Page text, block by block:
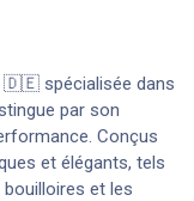
🇩🇪 spécialisée dans
par son
Conçus
et élégants, tels
et les